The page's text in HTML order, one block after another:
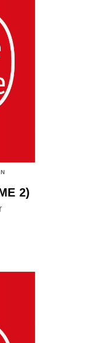
2)